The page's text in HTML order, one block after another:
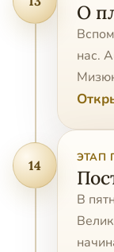
О
нас.
14
ЭТАП
В